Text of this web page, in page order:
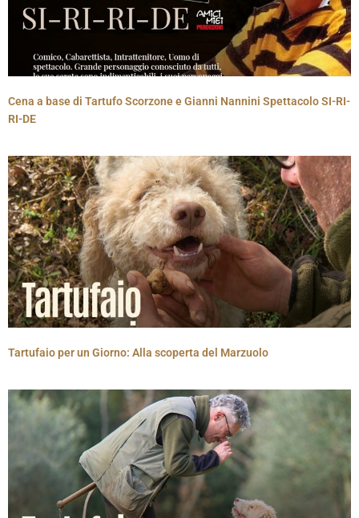
Cena a base di Tartufo Scorzone e Gianni Nannini Spettacolo SI-RI-
RI-DE
Tartufaio per un Giorno: Alla scoperta del Marzuolo